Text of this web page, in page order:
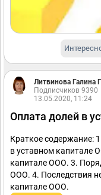
Литвинова Галина
Подписчиков 9390
13.05.2020, 11:24
Оплата долей в
Краткое содержание:
в уставном капитале
капитале ООО. 3.
ООО. 4. Последствия
капитале ООО.